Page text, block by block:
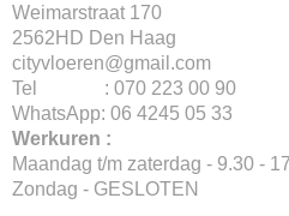
Weimarstraat 170
2562HD Den Haag
cityvloeren@gmail.com
Tel : 070 223 00 90
WhatsApp: 06 4245 05 33
Werkuren :
Maandag t/m zaterdag - 9.30 -
Zondag - GESLOTEN